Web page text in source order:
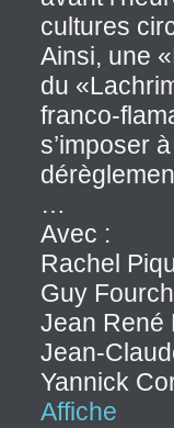
cultures
Ainsi, une
du
franco-
s’imposer
…
Avec :
Rachel
Guy
Jean René
Jean-
Yannick
Affiche